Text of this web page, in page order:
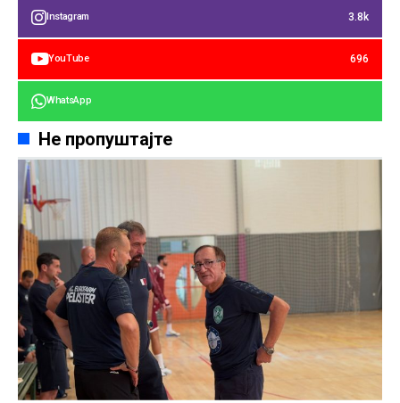
Instagram 3.8k
YouTube 696
WhatsApp
Не пропуштајте